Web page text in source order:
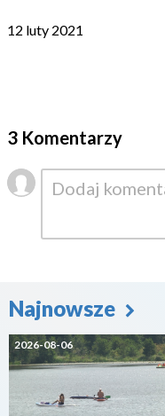
12 luty 2021
3 Komentarzy
Najnowsze
2026-08-06